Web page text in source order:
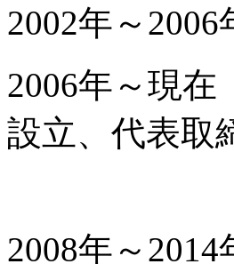
2002年～
2006年～現
設立、代表取
2008年～